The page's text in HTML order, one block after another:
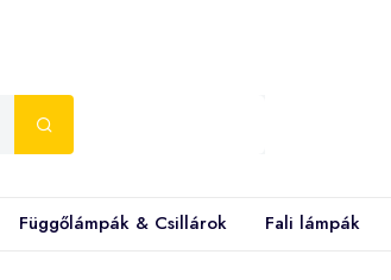
Függőlámpák & Csillárok Fali lámpák